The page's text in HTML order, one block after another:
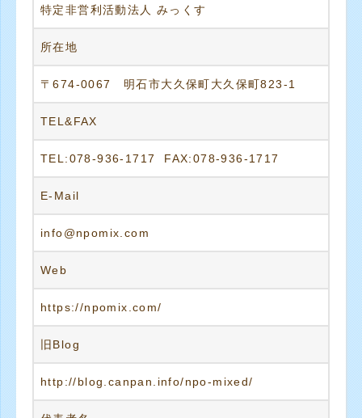
特定非営利活動法人 みっくす
所在地
〒674-0067 明石市大久保町大久保町823-1
TEL&FAX
TEL:078-936-1717 FAX:078-936-1717
E-Mail
info@npomix.com
Web
https://npomix.com/
旧Blog
http://blog.canpan.info/npo-mixed/